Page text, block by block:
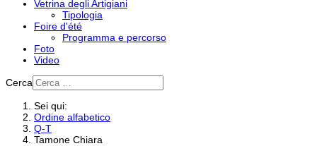
Vetrina degli Artigiani
Tipologia
Foire d'été
Programma e percorso
Foto
Video
Cerca
Sei qui:
Ordine alfabetico
Q-T
Tamone Chiara